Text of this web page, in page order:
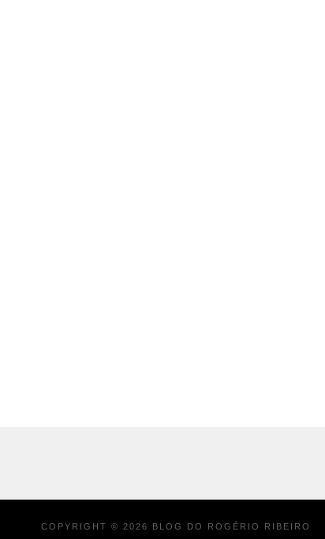
COPYRIGHT © 2026 BLOG DO ROGÉRIO RIBEIRO